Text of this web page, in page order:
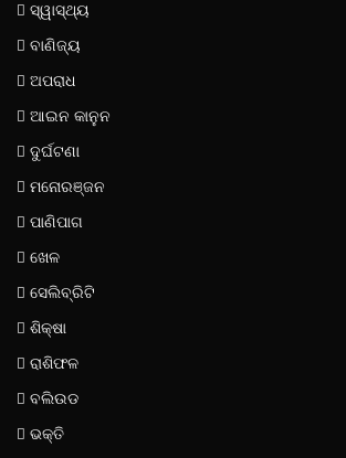
ସ୍ୱାସ୍ଥ୍ୟ
ବାଣିଜ୍ୟ
ଅପରାଧ
ଆଇନ କାନୁନ
ଦୁର୍ଘଟଣା
ମନୋରଞ୍ଜନ
ପାଣିପାଗ
ଖେଳ
ସେଲିବ୍ରିଟି
ଶିକ୍ଷା
ରାଶିଫଳ
ବଲିଉଡ
ଭକ୍ତି